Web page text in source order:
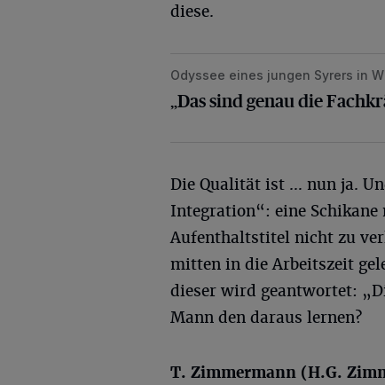
diese.
„Das sind genau die Fachkräfte,
Odyssee eines jungen Syrers in
„Das sind genau die
Die Qualität ist … nun ja.
Integration“: eine
Aufenthaltstitel nicht zu
mitten in die Arbeitszeit
dieser wird geantwortet:
Mann den daraus lernen?
T. Zimmermann (H.G.